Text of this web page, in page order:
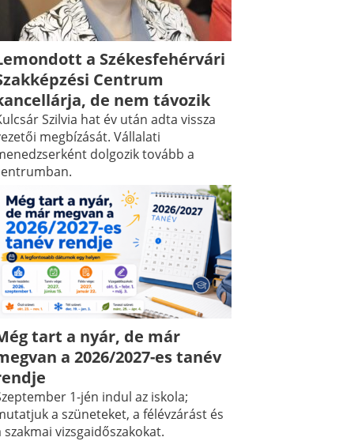
a Székesfehérvári
Centrum
de nem távozik
Szilvia hat év után adta vissza
megbízását. Vállalati
dolgozik tovább a
tart a nyár, de már
a 2026/2027-es tanév
1-jén indul az iskola;
a szüneteket, a félévzárást és
szakmai vizsgaidőszakokat.